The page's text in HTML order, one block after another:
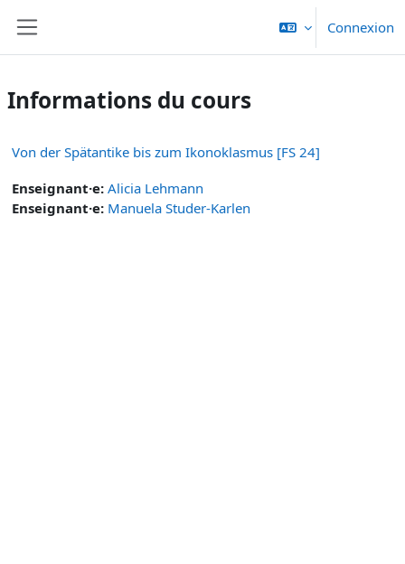
Connexion
Informations du cours
Von der Spätantike bis zum Ikonoklasmus [FS 24]
Enseignant·e: Alicia Lehmann
Enseignant·e: Manuela Studer-Karlen